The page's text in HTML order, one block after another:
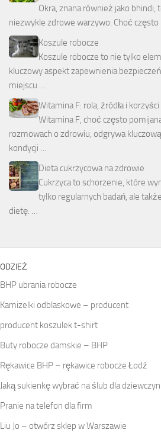
Okra, znana również jako bhindi,
niezwykle zdrowe warzywo. Choć często
Koszule robocze
Koszule robocze to nie tylko
kluczowy aspekt zapewnienia
miejscu …
Witamina F: rola, źródła i
Witamina F, choć często
rozmowach o zdrowiu, odgrywa
kondycji …
Dieta cukrzycowa na zdrowie
Cukrzyca to schorzenie, które
tylko regularnych badań, ale
dietę. …
ODZIEŻ
BHP ubrania robocze
Kamizelki odblaskowe – producent
producent koszulek t-shirt
Buty robocze damskie – BHP
Rękawice BHP – rękawice robocze Łodź
Jaką sukienkę wybrać na ślub dla
Pranie na telefon dla firm
Liu Jo – otwórz sklep w Warszawie